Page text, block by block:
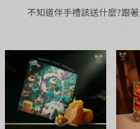
不知道伴手禮該送什麼?跟